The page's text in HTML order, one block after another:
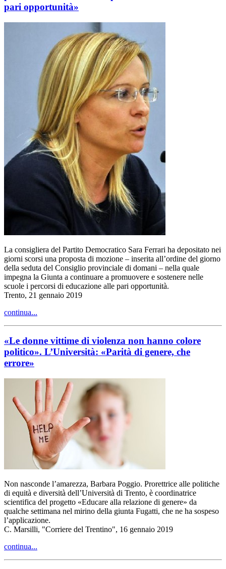
pari opportunità»
La consigliera del Partito Democratico Sara Ferrari ha depositato nei
giorni scorsi una proposta di mozione – inserita all’ordine del giorno
della seduta del Consiglio provinciale di domani – nella quale
impegna la Giunta a continuare a promuovere e sostenere nelle
scuole i percorsi di educazione alle pari opportunità.
Trento, 21 gennaio 2019
continua...
«Le donne vittime di violenza non hanno colore
politico». L’Università: «Parità di genere, che
errore»
Non nasconde l’amarezza, Barbara Poggio. Prorettrice alle politiche
di equità e diversità dell’Università di Trento, è coordinatrice
scientifica del progetto «Educare alla relazione di genere» da
qualche settimana nel mirino della giunta Fugatti, che ne ha sospeso
l’applicazione.
C. Marsilli, "Corriere del Trentino", 16 gennaio 2019
continua...